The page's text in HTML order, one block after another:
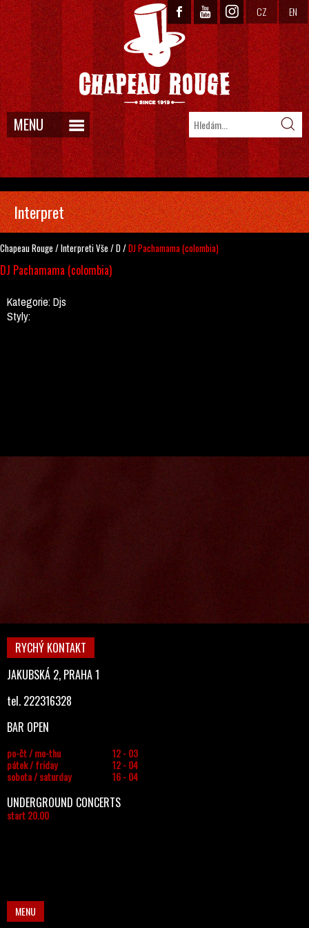
CZ EN
MENU
Interpret
Chapeau Rouge /InterpretiVše /D/DJ Pachamama (colombia)
DJ Pachamama (colombia)
Kategorie:Djs
Styly:
RYCHÝ KONTAKT
JAKUBSKÁ 2, PRAHA 1
tel. 222316328
BAR OPEN
po-čt / mo-thu
12 - 03
pátek / friday
12 - 04
sobota / saturday
16 - 04
UNDERGROUND CONCERTS
start 20.00
MENU